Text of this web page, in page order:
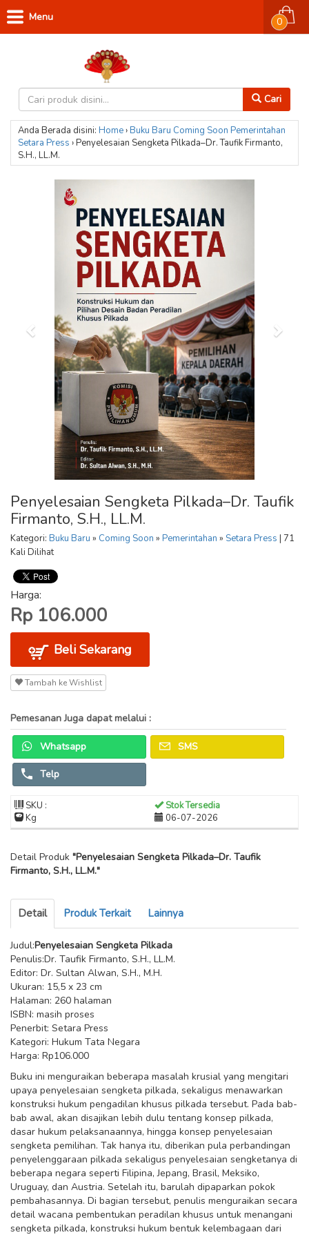
Cari
0
Menu
Anda Berada disini: Home›Buku Baru Coming Soon Pemerintahan
Setara Press ›Penyelesaian Sengketa Pilkada–Dr. Taufik Firmanto,
S.H., LL.M.
Penyelesaian Sengketa Pilkada–Dr. Taufik
Firmanto, S.H., LL.M.
Kategori: Buku Baru » Coming Soon » Pemerintahan » Setara Press | 71
Kali Dilihat
Harga:
Rp 106.000
Beli Sekarang
Tambah ke Wishlist
Pemesanan Juga dapat melalui :
Whatsapp SMS
Telp
SKU :
Stok Tersedia
Kg
06-07-2026
Detail Produk "Penyelesaian Sengketa Pilkada–Dr. Taufik
Firmanto, S.H., LL.M."
Detail Produk Terkait Lainnya
Judul:Penyelesaian Sengketa Pilkada
Penulis:Dr. Taufik Firmanto, S.H., LL.M.
Editor: Dr. Sultan Alwan, S.H., M.H.
Ukuran: 15,5 x 23 cm
Halaman: 260 halaman
ISBN: masih proses
Penerbit: Setara Press
Kategori: Hukum Tata Negara
Harga: Rp106.000
Buku ini menguraikan beberapa masalah krusial yang mengitari
upaya penyelesaian sengketa pilkada, sekaligus menawarkan
konstruksi hukum pengadilan khusus pilkada tersebut. Pada bab-
bab awal, akan disajikan lebih dulu tentang konsep pilkada,
dasar hukum pelaksanaannya, hingga konsep penyelesaian
sengketa pemilihan. Tak hanya itu, diberikan pula perbandingan
penyelenggaraan pilkada sekaligus penyelesaian sengketanya di
beberapa negara seperti Filipina, Jepang, Brasil, Meksiko,
Uruguay, dan Austria. Setelah itu, barulah dipaparkan pokok
pembahasannya. Di bagian tersebut, penulis menguraikan secara
detail wacana pembentukan peradilan khusus untuk menangani
sengketa pilkada, konstruksi hukum bentuk kelembagaan dari